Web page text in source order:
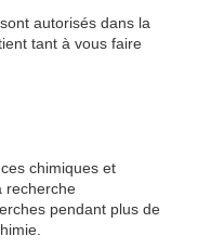
autorisés dans la
tant à vous faire
chimiques et
recherche
pendant plus de